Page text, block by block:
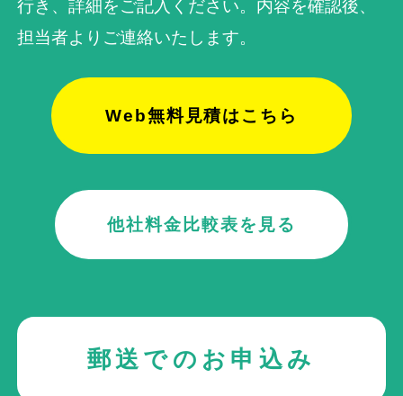
行き、詳細をご記入ください。内容を確認後、
担当者よりご連絡いたします。
Web無料見積はこちら
他社料金比較表を見る
郵送でのお申込み